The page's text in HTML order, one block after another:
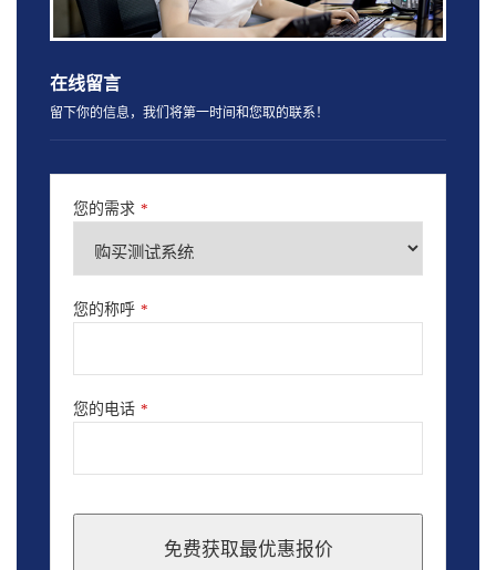
在线留言
留下你的信息，我们将第一时间和您取的联系！
您的需求 *
您的称呼 *
您的电话 *
免费获取最优惠报价